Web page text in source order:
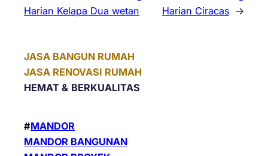
Harian Kelapa Dua wetan
Harian Ciracas →
JASA BANGUN RUMAH
JASA RENOVASI RUMAH
HEMAT & BERKUALITAS
#MANDOR
MANDOR BANGUNAN